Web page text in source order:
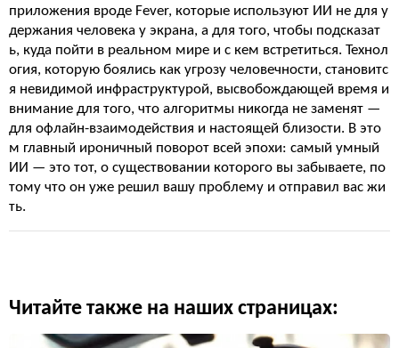
приложения вроде Fever, которые используют ИИ не для у
держания человека у экрана, а для того, чтобы подсказат
ь, куда пойти в реальном мире и с кем встретиться. Технол
огия, которую боялись как угрозу человечности, становитс
я невидимой инфраструктурой, высвобождающей время и
внимание для того, что алгоритмы никогда не заменят —
для офлайн-взаимодействия и настоящей близости. В это
м главный ироничный поворот всей эпохи: самый умный
ИИ — это тот, о существовании которого вы забываете, по
тому что он уже решил вашу проблему и отправил вас жи
ть.
Читайте также на наших страницах: